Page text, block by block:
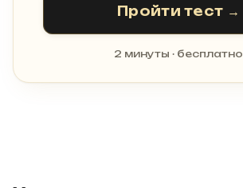
Пройти тест →
2 минуты · бесплатно